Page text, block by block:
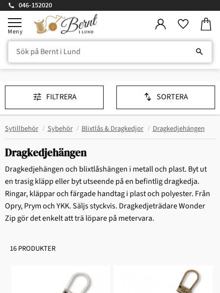
Meny
046-152020
Sytillbehör Sybehör Blixtlås & Dragkedjor Dragkedjehängen
Dragkedjehängen
Dragkedjehängen och blixtlåshängen i metall och plast. Byt ut
en trasig kläpp eller byt utseende på en befintlig dragkedja.
Ringar, kläppar och färgade handtag i plast och polyester. Från
Opry, Prym och YKK. Säljs styckvis. Dragkedjeträdare Wonder
Zip gör det enkelt att trä löpare på metervara.
16 PRODUKTER
FILTRERA SORTERA